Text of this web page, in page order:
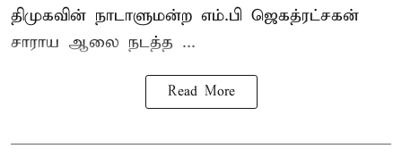
திமுகவின் நாடாளுமன்ற எம்.பி ஜெகத்ரட்சகன்
சாராய ஆலை நடத்த ...
Read More